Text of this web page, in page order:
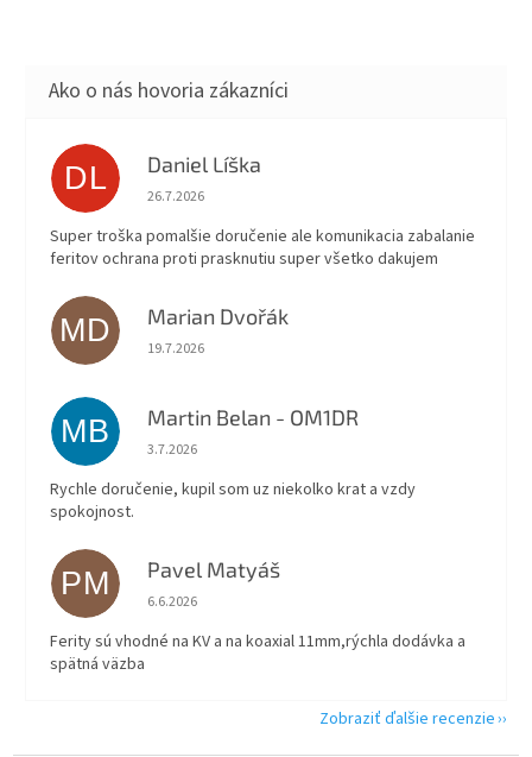
DL Daniel Líška
Hodnotenie obchodu je 5 z 5 hviezdičiek.
26.7.2026
Super troška pomalšie doručenie ale komunikacia zabalanie
feritov ochrana proti prasknutiu super všetko dakujem
MD Marian Dvořák
Hodnotenie obchodu je 5 z 5 hviezdičiek.
19.7.2026
MB Martin Belan - OM1DR
Hodnotenie obchodu je 5 z 5 hviezdičiek.
3.7.2026
Rychle doručenie, kupil som uz niekolko krat a vzdy
spokojnost.
PM Pavel Matyáš
Hodnotenie obchodu je 5 z 5 hviezdičiek.
6.6.2026
Ferity sú vhodné na KV a na koaxial 11mm,rýchla dodávka a
spätná väzba
Zobraziť ďalšie recenzie